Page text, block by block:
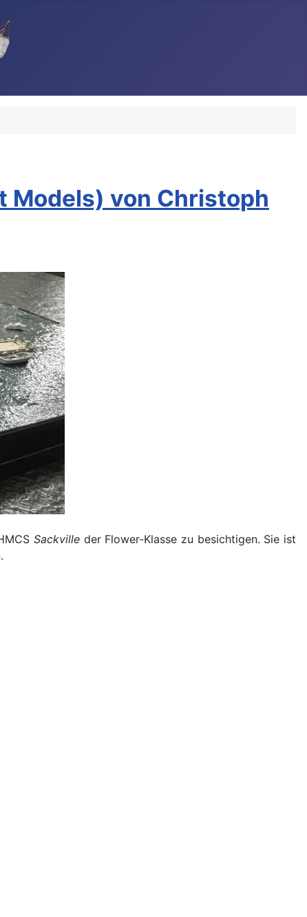
Models) von Christoph
Sackvilleder Flower-Klasse zu besichtigen. Sie ist